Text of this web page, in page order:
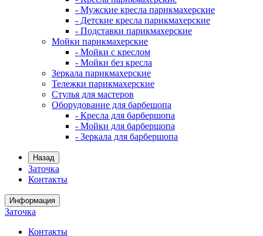
- Мужские кресла парикмахерские
- Детские кресла парикмахерские
- Подставки парикмахерские
Мойки парикмахерские
- Мойки с креслом
- Мойки без кресла
Зеркала парикмахерские
Тележки парикмахерские
Стулья для мастеров
Оборудование для барбешопа
- Кресла для барбершопа
- Мойки для барбершопа
- Зеркала для барбершопа
Назад
Заточка
Контакты
Информация
Заточка
Контакты